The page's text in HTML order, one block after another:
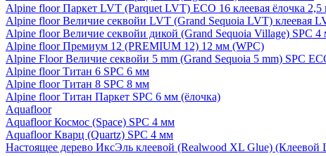
Alpine floor Паркет LVT (Parquet LVT) ECO 16 клеевая ёлочка 2,5
Alpine floor Величие секвойи LVT (Grand Sequoia LVT) клеевая
Alpine floor Величие секвойи дикой (Grand Sequoia Village) SPC
Alpine floor Премиум 12 (PREMIUM 12) 12 мм (WPC)
Alpine Floor Величие секвойи 5 mm (Grand Sequoia 5 mm) SPC
Alpine floor Титан 6 SPC 6 мм
Alpine floor Титан 8 SPC 8 мм
Alpine floor Титан Паркет SPC 6 мм (ёлочка)
Aquafloor
Aquafloor Космос (Space) SPC 4 мм
Aquafloor Кварц (Quartz) SPC 4 мм
Настоящее дерево ИксЭль клеевой (Realwood XL Glue) (Клеевой